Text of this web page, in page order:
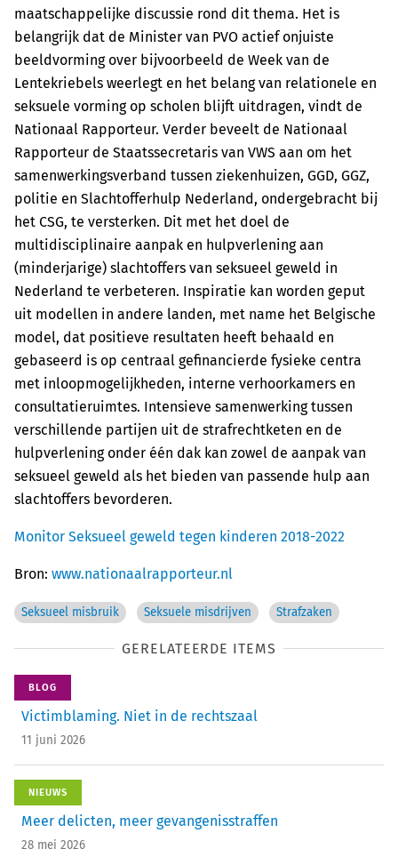
maatschappelijke discussie rond dit thema. Het is
belangrijk dat de Minister van PVO actief onjuiste
beeldvorming over bijvoorbeeld de Week van de
Lentekriebels weerlegt en het belang van relationele en
seksuele vorming op scholen blijft uitdragen, vindt de
Nationaal Rapporteur. Verder beveelt de Nationaal
Rapporteur de Staatssecretaris van VWS aan om het
samenwerkingsverband tussen ziekenhuizen, GGD, GGZ,
politie en Slachtofferhulp Nederland, ondergebracht bij
het CSG, te versterken. Dit met het doel de
multidisciplinaire aanpak en hulpverlening aan
(minderjarige) slachtoffers van seksueel geweld in
Nederland te verbeteren. Inspiratie kan worden geput
uit modellen in andere landen, met name het Belgische
model, dat positieve resultaten heeft behaald en
gebaseerd is op centraal gefinancierde fysieke centra
met inloopmogelijkheden, interne verhoorkamers en
consultatieruimtes. Intensieve samenwerking tussen
verschillende partijen uit de strafrechtketen en de
hulpverlening onder één dak kan zowel de aanpak van
seksueel geweld als het bieden van passende hulp aan
slachtoffers bevorderen.
Monitor Seksueel geweld tegen kinderen 2018-2022
Bron: www.nationaalrapporteur.nl
Seksueel misbruik Seksuele misdrijven Strafzaken
GERELATEERDE ITEMS
BLOG
Victimblaming. Niet in de rechtszaal
11 juni 2026
NIEUWS
Meer delicten, meer gevangenisstraffen
28 mei 2026